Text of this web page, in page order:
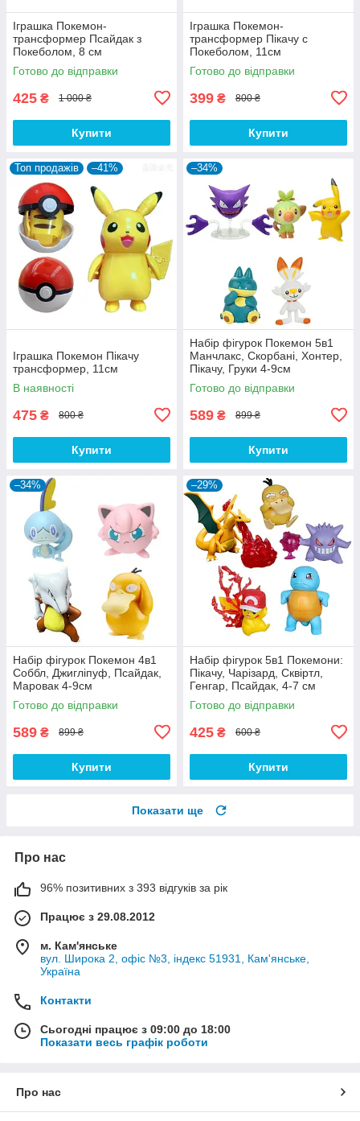
Іграшка Покемон-
трансформер Псайдак з
Покеболом, 8 см
Готово до відправки
425 ₴ 1 000 ₴
Купити
Іграшка Покемон-
трансформер Пікачу с
Покеболом, 11см
Готово до відправки
399 ₴ 800 ₴
Купити
Топ продажів –41%
Іграшка Покемон Пікачу
трансформер, 11см
В наявності
475 ₴ 800 ₴
Купити
–34%
Набір фігурок Покемон 5в1
Манчлакс, Скорбані, Хонтер,
Пікачу, Груки 4-9см
Готово до відправки
589 ₴ 899 ₴
Купити
–34%
Набір фігурок Покемон 4в1
Соббл, Джигліпуф, Псайдак,
Маровак 4-9см
Готово до відправки
589 ₴ 899 ₴
Купити
–29%
Набір фігурок 5в1 Покемони:
Пікачу, Чарізард, Сквіртл,
Генгар, Псайдак, 4-7 см
Готово до відправки
425 ₴ 600 ₴
Купити
Показати ще
Про нас
96% позитивних з 393 відгуків за рік
Працює з 29.08.2012
м. Кам'янське
вул. Широка 2, офіс №3, індекс 51931, Кам'янське,
Україна
Контакти
Сьогодні працює з 09:00 до 18:00
Показати весь графік роботи
Про нас